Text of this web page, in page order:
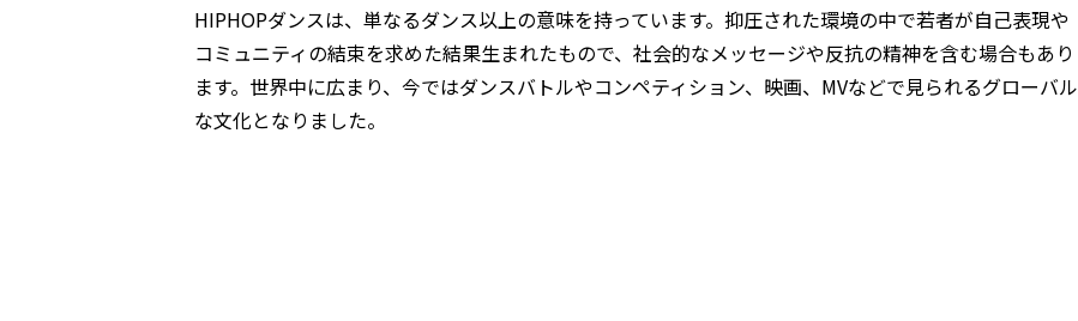
HIPHOPダンスは、単なるダンス以上の意味を持っています。抑圧された環境の中で若者が自己表現や
コミュニティの結束を求めた結果生まれたもので、社会的なメッセージや反抗の精神を含む場合もあり
ます。世界中に広まり、今ではダンスバトルやコンペティション、映画、MVなどで見られるグローバル
な文化となりました。